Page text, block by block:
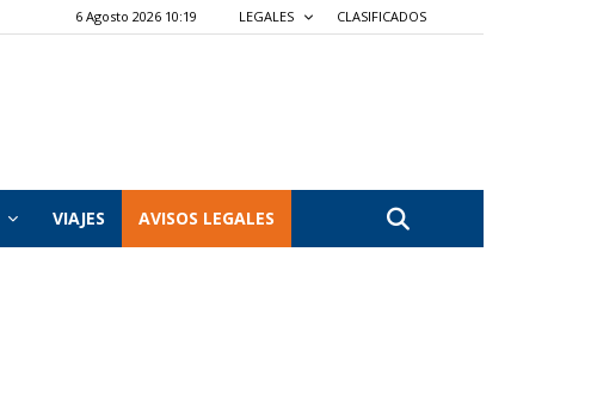
6 Agosto 2026 10:19 LEGALES CLASIFICADOS
VIAJES AVISOS LEGALES